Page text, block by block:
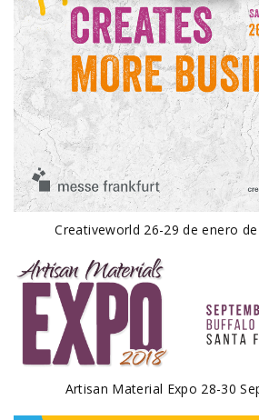
Creativeworld 26-29 de enero
Artisan Material Expo 28-30